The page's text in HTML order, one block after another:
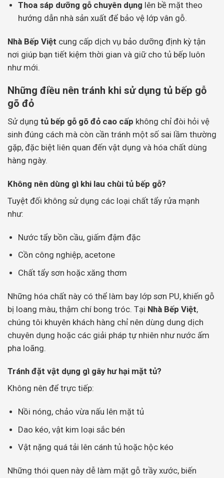
Thoa sáp dưỡng gỗ chuyên dụng lên bề mặt theo
hướng dẫn nhà sản xuất để bảo vệ lớp vân gỗ.
Nhà Bếp Việt cung cấp dịch vụ bảo dưỡng định kỳ tận
nơi giúp bạn tiết kiệm thời gian và giữ cho tủ bếp luôn
như mới.
Những điều nên tránh khi sử dụng tủ bếp gỗ
gõ đỏ
Sử dụng tủ bếp gỗ gõ đỏ cao cấp không chỉ đòi hỏi vệ
sinh đúng cách mà còn cần tránh một số sai lầm thường
gặp, đặc biệt liên quan đến vật dụng và hóa chất dùng
hàng ngày.
Không nên dùng gì khi lau chùi tủ bếp gỗ?
Tuyệt đối không sử dụng các loại chất tẩy rửa mạnh
như:
Nước tẩy bồn cầu, giấm đậm đặc
Cồn công nghiệp, acetone
Chất tẩy sơn hoặc xăng thơm
Những hóa chất này có thể làm bay lớp sơn PU, khiến gỗ
bị loang màu, thậm chí bong tróc. Tại Nhà Bếp Việt,
chúng tôi khuyên khách hàng chỉ nên dùng dung dịch
chuyên dụng hoặc các giải pháp tự nhiên như nước ấm
pha loãng.
Tránh đặt vật dụng gì gây hư hại mặt tủ?
Không nên để trực tiếp:
Nồi nóng, chảo vừa nấu lên mặt tủ
Dao kéo, vật kim loại sắc bén
Vật nặng quá tải lên cánh tủ hoặc hộc kéo
Những thói quen này dễ làm mặt gỗ trầy xước, biến